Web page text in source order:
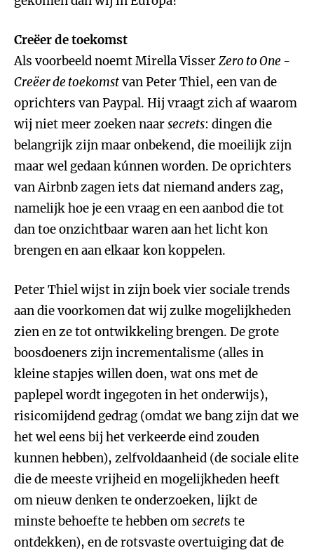
Creëer de toekomst
Als voorbeeld noemt Mirella VisserZero to One -
Creëer de toekomstvan Peter Thiel, een van de
oprichters van Paypal. Hij vraagt zich af waarom
wij niet meer zoeken naarsecrets: dingen die
belangrijk zijn maar onbekend, die moeilijk zijn
maar wel gedaan kúnnen worden. De oprichters
van Airbnb zagen iets dat niemand anders zag,
namelijk hoe je een vraag en een aanbod die tot
dan toe onzichtbaar waren aan het licht kon
brengen en aan elkaar kon koppelen.
Peter Thiel wijst in zijn boek vier sociale trends
aan die voorkomen dat wij zulke mogelijkheden
zien en ze tot ontwikkeling brengen. De grote
boosdoeners zijn incrementalisme (alles in
kleine stapjes willen doen, wat ons met de
paplepel wordt ingegoten in het onderwijs),
risicomijdend gedrag (omdat we bang zijn dat we
het wel eens bij het verkeerde eind zouden
kunnen hebben), zelfvoldaanheid (de sociale elite
die de meeste vrijheid en mogelijkheden heeft
om nieuw denken te onderzoeken, lijkt de
minste behoefte te hebben omsecrets te
ontdekken), en de rotsvaste overtuiging dat de